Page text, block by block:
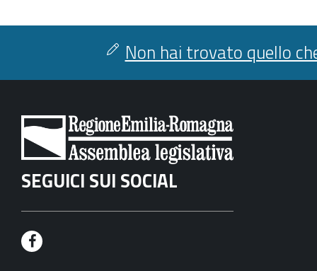
Non hai trovato quello
SEGUICI SUI SOCIAL
F